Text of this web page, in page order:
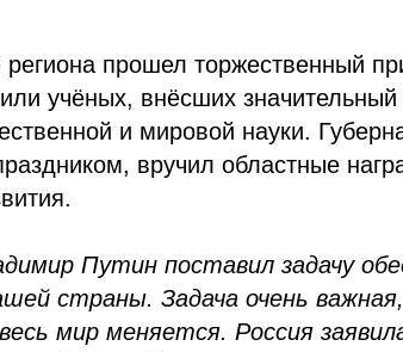
региона прошел торжественный
учёных, внёсших
и мировой науки.
вручил областные
Путин поставил задачу
страны. Задача очень
мир меняется. Россия